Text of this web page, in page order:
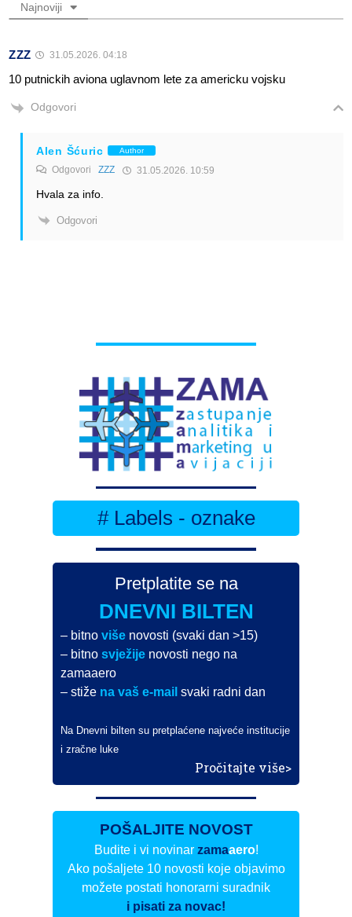
Najnoviji
ZZZ 31.05.2026. 04:18
10 putnickih aviona uglavnom lete za americku vojsku
Odgovori
Alen Šćuric Author
Odgovori ZZZ 31.05.2026. 10:59
Hvala za info.
Odgovori
# Labels - oznake
Pretplatite se na
DNEVNI BILTEN
– bitnoviše novosti (svaki dan >15)
– bitnosvježije novosti nego na
zamaaero
– stiže na vaš e-mail svaki radni dan
Na Dnevni bilten su pretplaćene najveće institucije
i zračne luke
Pročitajte više>
POŠALJITE NOVOST
Budite i vi novinar zamaaero!
Ako pošaljete 10 novosti koje objavimo
možete postati honorarni suradnik
i pisati za novac!